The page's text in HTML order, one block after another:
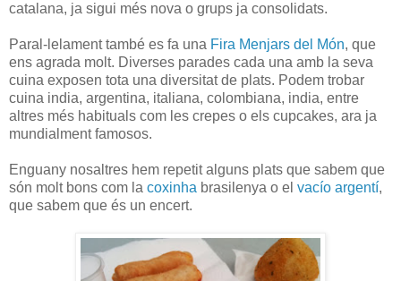
catalana, ja sigui més nova o grups ja consolidats.
Paral-lelament també es fa una Fira Menjars del Món, que
ens agrada molt. Diverses parades cada una amb la seva
cuina exposen tota una diversitat de plats. Podem trobar
cuina india, argentina, italiana, colombiana, india, entre
altres més habituals com les crepes o els cupcakes, ara ja
mundialment famosos.
Enguany nosaltres hem repetit alguns plats que sabem que
són molt bons com la coxinha brasilenya o el vacío argentí,
que sabem que és un encert.